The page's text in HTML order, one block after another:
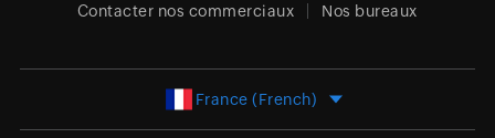
Contacter nos commerciaux Nos bureaux
France (French)